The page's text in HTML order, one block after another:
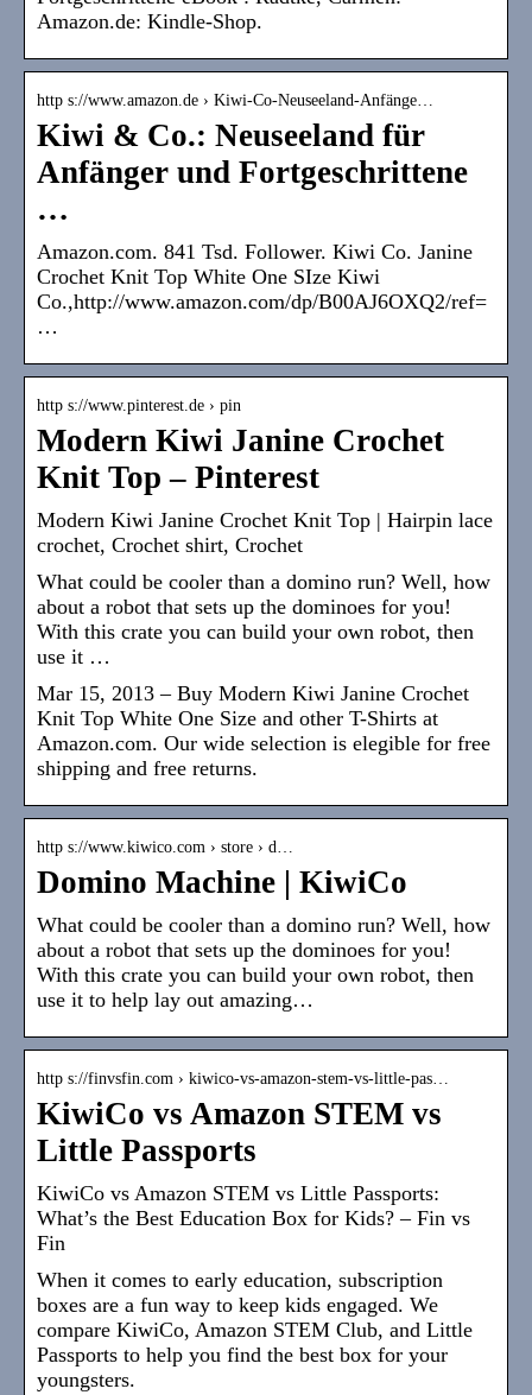
Amazon.de: Kindle-Shop.
http s://www.amazon.de › Kiwi-Co-Neuseeland-Anfänge…
Kiwi & Co.: Neuseeland für
Anfänger und Fortgeschrittene
…
Amazon.com. 841 Tsd. Follower. Kiwi Co. Janine
Crochet Knit Top White One SIze Kiwi
Co.,http://www.amazon.com/dp/B00AJ6OXQ2/ref=
…
http s://www.pinterest.de › pin
Modern Kiwi Janine Crochet
Knit Top – Pinterest
Modern Kiwi Janine Crochet Knit Top | Hairpin lace
crochet, Crochet shirt, Crochet
What could be cooler than a domino run? Well, how
about a robot that sets up the dominoes for you!
With this crate you can build your own robot, then
use it …
Mar 15, 2013 – Buy Modern Kiwi Janine Crochet
Knit Top White One Size and other T-Shirts at
Amazon.com. Our wide selection is elegible for free
shipping and free returns.
http s://www.kiwico.com › store › d…
Domino Machine | KiwiCo
What could be cooler than a domino run? Well, how
about a robot that sets up the dominoes for you!
With this crate you can build your own robot, then
use it to help lay out amazing…
http s://finvsfin.com › kiwico-vs-amazon-stem-vs-little-pas…
KiwiCo vs Amazon STEM vs
Little Passports
KiwiCo vs Amazon STEM vs Little Passports:
What’s the Best Education Box for Kids? – Fin vs
Fin
When it comes to early education, subscription
boxes are a fun way to keep kids engaged. We
compare KiwiCo, Amazon STEM Club, and Little
Passports to help you find the best box for your
youngsters.